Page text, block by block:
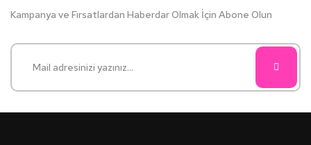
Kampanya ve Fırsatlardan Haberdar Olmak İçin Abone Olun